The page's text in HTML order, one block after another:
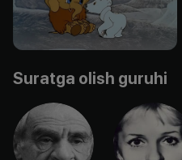
Suratga olish guruhi